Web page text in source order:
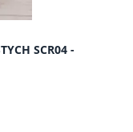
SCR04 -